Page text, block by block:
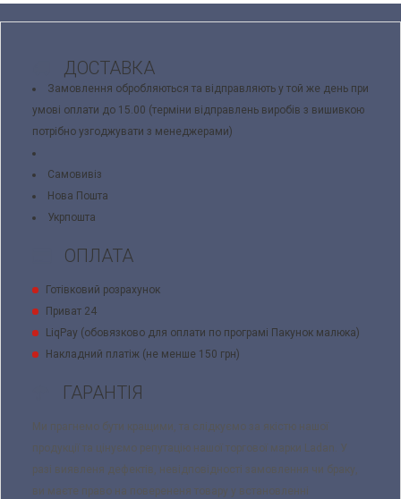
ДОСТАВКА
Замовлення обробляються та відправляють у той же день при
умові оплати до 15.00 (терміни відправлень виробів з вишивкою
потрібно узгоджувати з менеджерами)
Самовивіз
Нова Пошта
Укрпошта
ОПЛАТА
Готівковий розрахунок
Приват 24
LiqPay (обовязково для оплати по програмі Пакунок малюка)
Накладний платіж (не менше 150 грн)
ГАРАНТІЯ
Ми прагнемо бути кращими, та слідкуємо за якістю нашої
продукції та цінуємо репутацію нашої торгової марки Ladan. У
разі виявленя дефектів, невідповідності замовлення чи браку,
ви маєте право на поверененя товару у встановленні